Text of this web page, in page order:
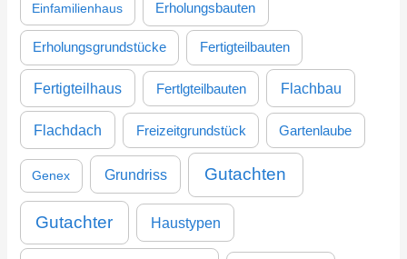
Einfamilienhaus Erholungsbauten
Erholungsgrundstücke Fertigteilbauten
Fertigteilhaus Fertlgteilbauten Flachbau
Flachdach Freizeitgrundstück Gartenlaube
Genex Grundriss Gutachten
Gutachter Haustypen